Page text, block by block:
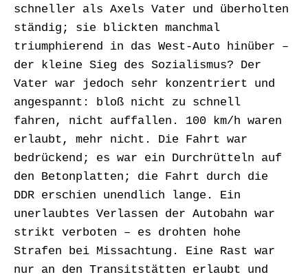
schneller als Axels Vater und überholten
ständig; sie blickten manchmal
triumphierend in das West-Auto hinüber –
der kleine Sieg des Sozialismus? Der
Vater war jedoch sehr konzentriert und
angespannt: bloß nicht zu schnell
fahren, nicht auffallen. 100 km/h waren
erlaubt, mehr nicht. Die Fahrt war
bedrückend; es war ein Durchrütteln auf
den Betonplatten; die Fahrt durch die
DDR erschien unendlich lange. Ein
unerlaubtes Verlassen der Autobahn war
strikt verboten – es drohten hohe
Strafen bei Missachtung. Eine Rast war
nur an den Transitstätten erlaubt und